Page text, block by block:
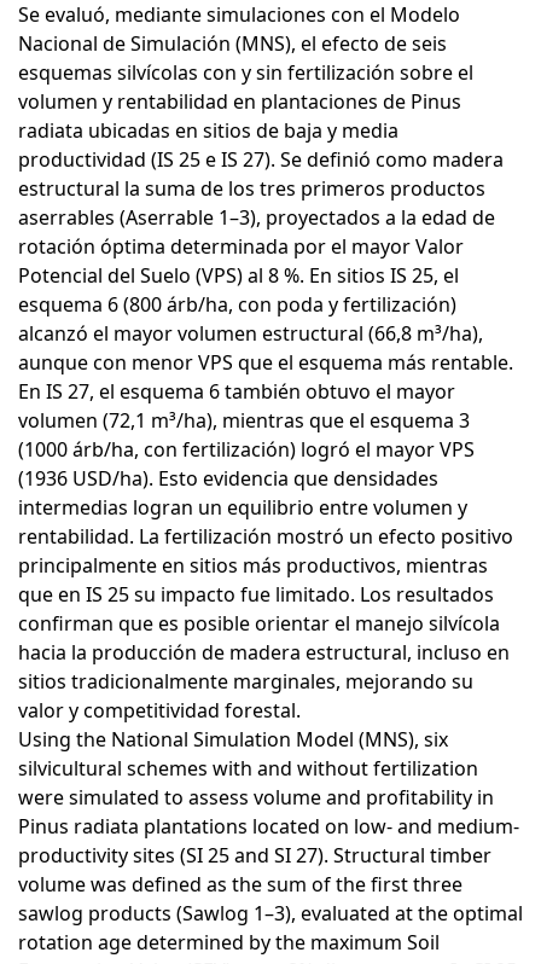
Se evaluó, mediante simulaciones con el Modelo
Nacional de Simulación (MNS), el efecto de seis
esquemas silvícolas con y sin fertilización sobre el
volumen y rentabilidad en plantaciones de Pinus
radiata ubicadas en sitios de baja y media
productividad (IS 25 e IS 27). Se definió como madera
estructural la suma de los tres primeros productos
aserrables (Aserrable 1–3), proyectados a la edad de
rotación óptima determinada por el mayor Valor
Potencial del Suelo (VPS) al 8 %. En sitios IS 25, el
esquema 6 (800 árb/ha, con poda y fertilización)
alcanzó el mayor volumen estructural (66,8 m³/ha),
aunque con menor VPS que el esquema más rentable.
En IS 27, el esquema 6 también obtuvo el mayor
volumen (72,1 m³/ha), mientras que el esquema 3
(1000 árb/ha, con fertilización) logró el mayor VPS
(1936 USD/ha). Esto evidencia que densidades
intermedias logran un equilibrio entre volumen y
rentabilidad. La fertilización mostró un efecto positivo
principalmente en sitios más productivos, mientras
que en IS 25 su impacto fue limitado. Los resultados
confirman que es posible orientar el manejo silvícola
hacia la producción de madera estructural, incluso en
sitios tradicionalmente marginales, mejorando su
valor y competitividad forestal.
Using the National Simulation Model (MNS), six
silvicultural schemes with and without fertilization
were simulated to assess volume and profitability in
Pinus radiata plantations located on low- and medium-
productivity sites (SI 25 and SI 27). Structural timber
volume was defined as the sum of the first three
sawlog products (Sawlog 1–3), evaluated at the optimal
rotation age determined by the maximum Soil